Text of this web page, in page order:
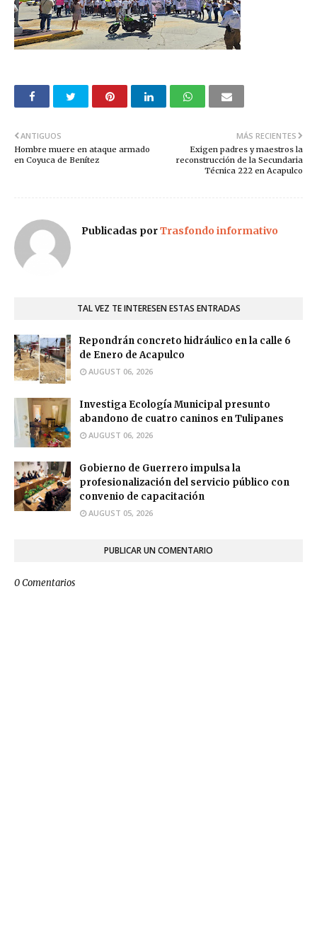
MÁS RECIENTES
Exigen padres y maestros la
reconstrucción de la Secundaria
Técnica 222 en Acapulco
ANTIGUOS
Hombre muere en ataque armado
en Coyuca de Benítez
Publicadas porTrasfondo informativo
TAL VEZ TE INTERESEN ESTAS ENTRADAS
Repondrán concreto hidráulico en la calle 6
de Enero de Acapulco
AUGUST 06, 2026
Investiga Ecología Municipal presunto
abandono de cuatro caninos en Tulipanes
AUGUST 06, 2026
Gobierno de Guerrero impulsa la
profesionalización del servicio público con
convenio de capacitación
AUGUST 05, 2026
PUBLICAR UN COMENTARIO
0 Comentarios